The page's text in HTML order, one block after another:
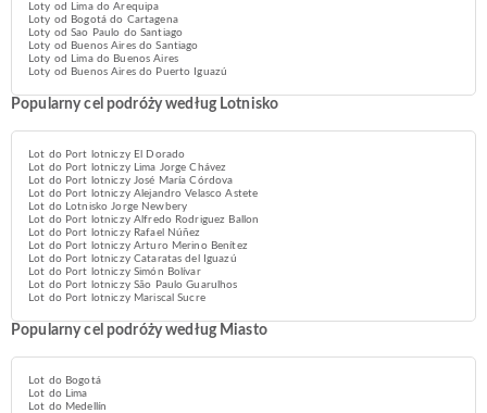
Loty od Lima do Arequipa
Loty od Bogotá do Cartagena
Loty od Sao Paulo do Santiago
Loty od Buenos Aires do Santiago
Loty od Lima do Buenos Aires
Loty od Buenos Aires do Puerto Iguazú
Popularny cel podróży według Lotnisko
Lot do Port lotniczy El Dorado
Lot do Port lotniczy Lima Jorge Chávez
Lot do Port lotniczy José María Córdova
Lot do Port lotniczy Alejandro Velasco Astete
Lot do Lotnisko Jorge Newbery
Lot do Port lotniczy Alfredo Rodriguez Ballon
Lot do Port lotniczy Rafael Núñez
Lot do Port lotniczy Arturo Merino Benítez
Lot do Port lotniczy Cataratas del Iguazú
Lot do Port lotniczy Simón Bolívar
Lot do Port lotniczy São Paulo Guarulhos
Lot do Port lotniczy Mariscal Sucre
Popularny cel podróży według Miasto
Lot do Bogotá
Lot do Lima
Lot do Medellín